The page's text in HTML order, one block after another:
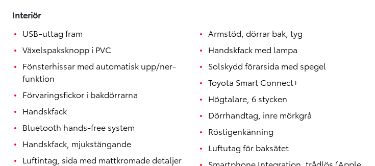
Interiör
USB-uttag fram
Växelspaksknopp i PVC
Fönsterhissar med automatisk upp/ner-
funktion
Förvaringsfickor i bakdörrarna
Handskfack
Bluetooth hands-free system
Handskfack, mjukstängande
Luftintag, sida med mattkromade detaljer
Armstöd, dörrar bak, tyg
Handskfack med lampa
Solskydd förarsida med spegel
Toyota Smart Connect+
Högtalare, 6 stycken
Dörrhandtag, inre mörkgrå
Röstigenkänning
Luftutag för baksätet